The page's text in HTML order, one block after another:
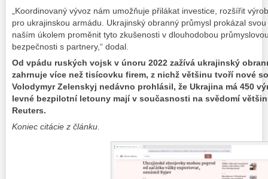
„Koordinovaný vývoz nám umožňuje přilákat investice, rozšířit
pro ukrajinskou armádu. Ukrajinský obranný průmysl prokázal
naším úkolem proměnit tyto zkušenosti v dlouhodobou
bezpečnosti s partnery,“ dodal.
Od vpádu ruských vojsk v únoru 2022 zažívá ukrajinský
zahrnuje více než tisícovku firem, z nichž většinu tvoří nové
Volodymyr Zelenskyj nedávno prohlásil, že Ukrajina má 450
levné bezpilotní letouny mají v současnosti na svědomí
Reuters.
Koniec citácie z článku.